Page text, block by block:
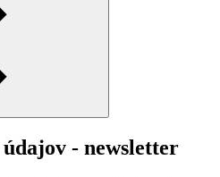
- newsletter